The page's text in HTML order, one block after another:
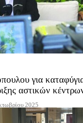
για
αστικών
2025